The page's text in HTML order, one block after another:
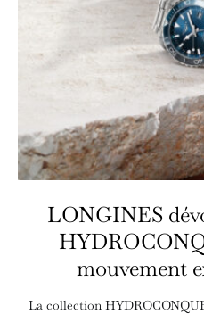
LONGINES
mouvement
La collection